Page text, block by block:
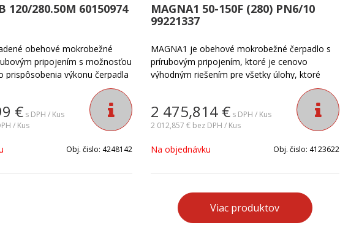
120/280.50M 60150974
obehové mokrobežné
pripojením s možnosťou
prispôsobenia výkonu čerpadla
zariadenia. Vhodné
vykurovacích a klimatizačných
objektoch.
€ s DPH / Kus
/ Kus
Obj. čislo: 4248142
MAGNA1 50-150F (280) PN6/10
99221337
MAGNA1 je obehové mokrobežné čerpadlo s
prírubovým pripojením, ktoré je cenovo
výhodným riešením pre všetky úlohy, ktoré
nevyžadujú vysoko pokročilú inteligentnú
komunikáciu a riadenie. Je navrhnutá na
cirkuláciu kvapalín v širokom rozsahu aplikácií,
vrátane vykurovacích, chladiacich a
2 475,814 € s DPH / Kus
2 012,857 € bez DPH / Kus
Na objednávku Obj. čislo: 4123622
Viac produktov